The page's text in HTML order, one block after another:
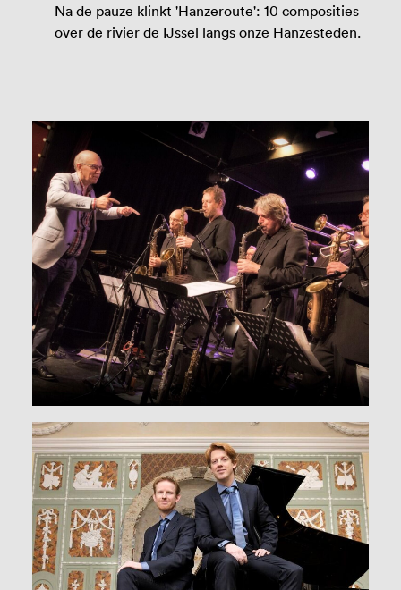
Na de pauze klinkt 'Hanzeroute': 10 composities
over de rivier de IJssel langs onze Hanzesteden.